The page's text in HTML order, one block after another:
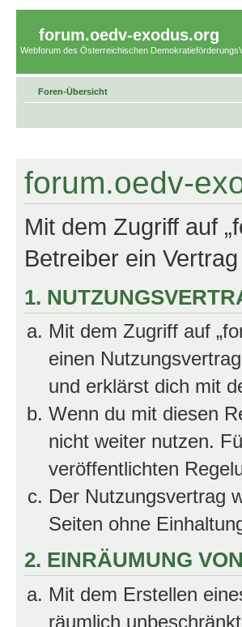
forum.oedv-exodus.org
Webforum des Österreichischen
Foren-Übersicht
forum.oedv-
Mit dem Zugriff auf
Betreiber ein
1.
Mit dem Zugriff auf
einen
und erklärst dich mit
Wenn du mit diesen
nicht weiter nutzen.
veröffentlichten
Der Nutzungsvertrag
Seiten ohne
2. EINRÄUMUNG
Mit dem Erstellen
räumlich